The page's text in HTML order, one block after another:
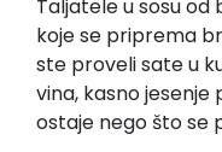
Taljatele u sosu od
koje se priprema
ste proveli sate u
vina, kasno jesenje
ostaje nego što se